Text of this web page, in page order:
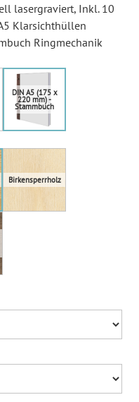
lasergraviert, Inkl. 10
Klarsichthüllen
Ringmechanik